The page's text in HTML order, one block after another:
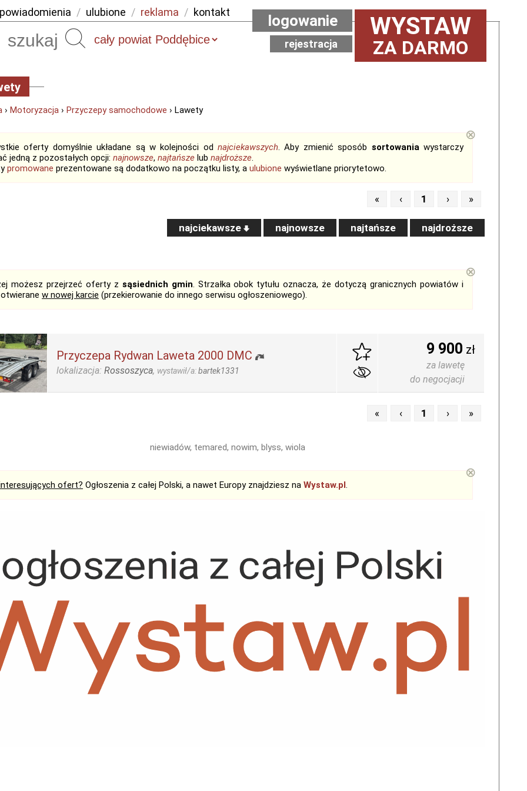
powiadomienia / ulubione / reklama / kontakt
Szukaj WYSTAW
ZA DARMO
logowanie
rejestracja
› Motoryzacja › Przyczepy samochodowe › Lawety
oferty domyślnie układane są w kolejności odnajciekawszych. Aby zmienić sposób sortowaniawystarczy
jedną z pozostałych opcji: najnowsze, najtańsze lub najdroższe.
promowane prezentowane są dodatkowo na początku listy, a ulubione wyświetlane priorytetowo.
⊗
« ‹ 1 › »
najciekawsze najnowsze najtańsze najdroższe
możesz przejrzeć oferty z sąsiednich gmin. Strzałka obok tytułu oznacza, że dotyczą granicznych powiatów i
w nowej karcie (przekierowanie do innego serwisu ogłoszeniowego).
⊗
Przyczepa Rydwan Laweta 2000 DMC
lokalizacja: Rossoszyca, wystawił/a:bartek1331
9 900 zł
za lawetę
do negocjacji
« ‹ 1 › »
niewiadów, temared, nowim, blyss, wiola
ofert? Ogłoszenia z całej Polski, a nawet Europy znajdziesz na Wystaw.pl.
⊗